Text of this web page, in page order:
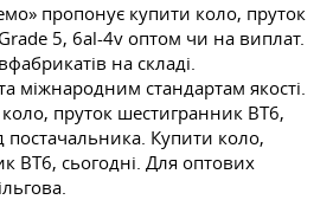
пропонує купити коло, пруток
5, 6al-4v оптом чи на виплат.
на складі.
міжнародним стандартам якості.
пруток шестигранник ВТ6,
постачальника. Купити коло,
ВТ6, сьогодні. Для оптових